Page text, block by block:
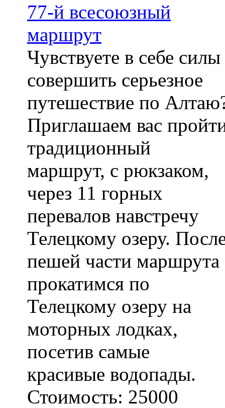
77-й всесоюзный
маршрут
Чувствуете в себе силы
совершить серьезное
путешествие по
Приглашаем вас
традиционный
маршрут, с рюкзаком,
через 11 горных
перевалов навстречу
Телецкому озеру.
пешей части маршрута
прокатимся по
Телецкому озеру на
моторных лодках,
посетив самые
красивые водопады.
Стоимость: 25000